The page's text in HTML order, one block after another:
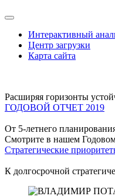
Интерактивный
Центр загрузки
Карта сайта
Расширяя горизонты
ГОДОВОЙ ОТЧЕТ 2019
От 5-летнего
Смотрите в нашем Годовом
Стратегические
К долгосрочной